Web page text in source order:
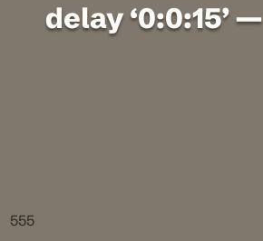
delay ‘0:0:15’ —
555